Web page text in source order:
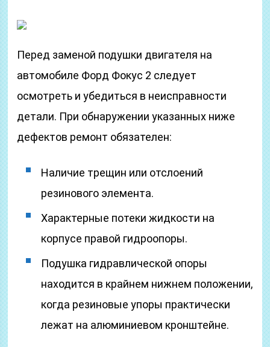
Перед заменой подушки двигателя на
автомобиле Форд Фокус 2 следует
осмотреть и убедиться в неисправности
детали. При обнаружении указанных ниже
дефектов ремонт обязателен:
Наличие трещин или отслоений
резинового элемента.
Характерные потеки жидкости на
корпусе правой гидроопоры.
Подушка гидравлической опоры
находится в крайнем нижнем положении,
когда резиновые упоры практически
лежат на алюминиевом кронштейне.